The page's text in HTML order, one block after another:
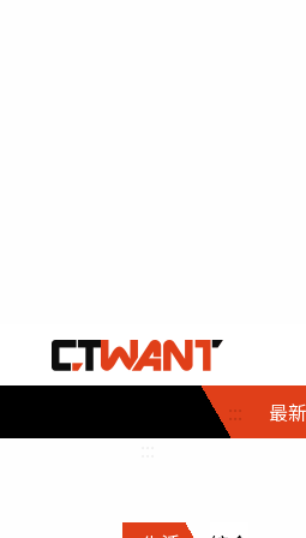
::: 最新
社會首頁
時事
調查
娛